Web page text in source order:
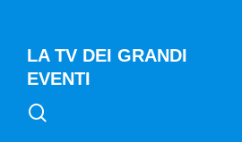
LA TV DEI GRANDI
EVENTI